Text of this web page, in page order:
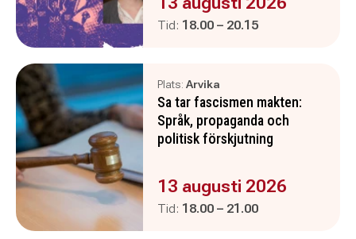
Tid: Pågår mellan
18.00 – och
20.15
Plats: Arvika
Sa tar fascismen makten:
Språk, propaganda och
politisk förskjutning
Evenemanget är :
13 augusti 2026
Tid: Pågår mellan
18.00 – och
21.00